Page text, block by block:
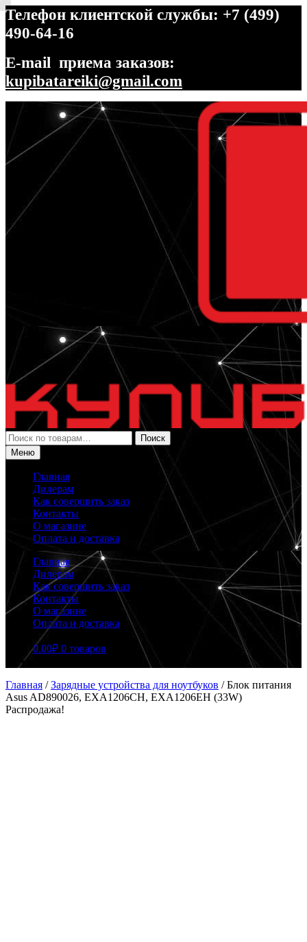
Телефон клиентской службы: +7 (499)
490-64-16
E-mail приема заказов:
kupibatareiki@gmail.com
Перейти
навигации
Перейти
содержимому
Искать:
Поиск
Меню
Главная
Дилерам
Как совершить заказ
Контакты
О магазине
Оплата и доставка
Главная
Дилерам
Как совершить заказ
Контакты
О магазине
Оплата и доставка
0.00₽ 0 товаров
Главная /Зарядные устройства для ноутбуков /Блок питания
Asus AD890026, EXA1206CH, EXA1206EH (33W)
Распродажа!